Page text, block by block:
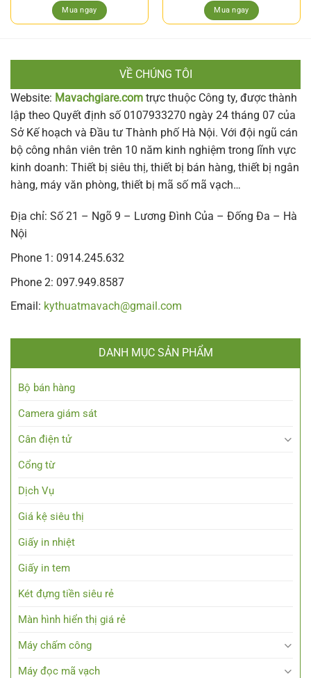
Mua ngay Mua ngay
VỀ CHÚNG TÔI
Website: Mavachgiare.com trực thuộc Công ty, được thành
lập theo Quyết định số 0107933270 ngày 24 tháng 07 của
Sở Kế hoạch và Đầu tư Thành phố Hà Nội. Với đội ngũ cán
bộ công nhân viên trên 10 năm kinh nghiệm trong lĩnh vực
kinh doanh: Thiết bị siêu thị, thiết bị bán hàng, thiết bị ngân
hàng, máy văn phòng, thiết bị mã số mã vạch…
Địa chỉ: Số 21 – Ngõ 9 – Lương Đình Của – Đống Đa – Hà
Nội
Phone 1: 0914.245.632
Phone 2: 097.949.8587
Email: kythuatmavach@gmail.com
DANH MỤC SẢN PHẨM
Bộ bán hàng
Camera giám sát
Cân điện tử
Cổng từ
Dịch Vụ
Giá kệ siêu thị
Giấy in nhiệt
Giấy in tem
Két đựng tiền siêu rẻ
Màn hình hiển thị giá rẻ
Máy chấm công
Máy đọc mã vạch